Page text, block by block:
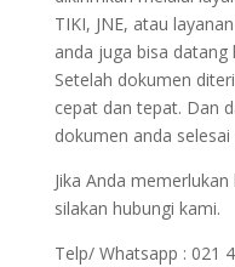
TIKI, JNE, atau
anda juga bisa
Setelah dokumen
cepat dan tepat. Dan
dokumen anda
Jika Anda
silakan hubungi kami.
Telp/ Whatsapp : 021